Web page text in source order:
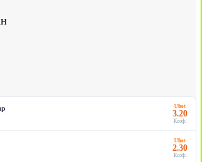
Ubet
3.20
Коэф.
Ubet
2.30
Коэф.